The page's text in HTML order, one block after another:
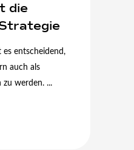
die
es entscheidend,
auch als
zu werden. ...